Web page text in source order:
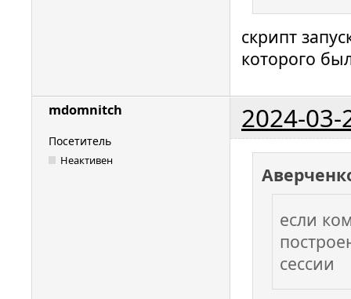
скрипт
которого
mdomnitch 2024-03-
Посетитель
Неактивен
если
сессии